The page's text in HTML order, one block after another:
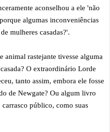
aconselhou a ele 'não
algumas inconveniências
mulheres casadas?'.
animal rastejante tivesse alguma
O extraordinário Lorde
tanto assim, embora ele fosse
de Newgate? Ou algum livro
público, como suas